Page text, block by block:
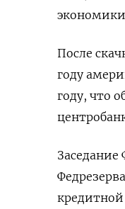
После
году
году, что
кредитной